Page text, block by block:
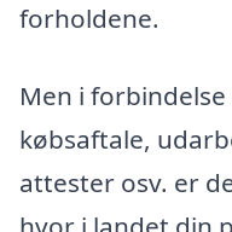
forholdene.
Men i
købsaftale,
attester osv. er